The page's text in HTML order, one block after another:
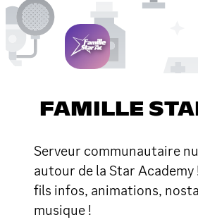
FAMILLE
Serveur communautaire
autour de la Star Academy
fils infos, animations,
musique !